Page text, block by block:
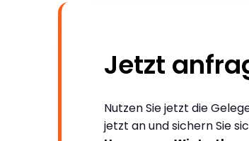
Jetzt
Nutzen Sie jetzt die
jetzt an und sichern Sie